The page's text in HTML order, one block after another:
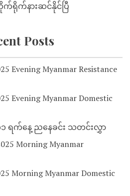
တိုက်ရိုက်နားဆင်နိုင်ပြီ
Posts
Evening Myanmar Resistance
Evening Myanmar Domestic
ရက်နေ့ ညနေခင်း သတင်းလွှာ
Morning Myanmar
Morning Myanmar Domestic